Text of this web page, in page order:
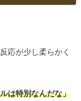
応が少し柔らかく
は特別なんだな」